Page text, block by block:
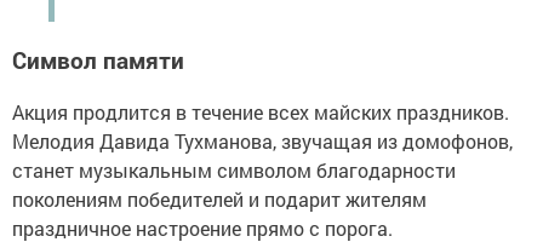
Символ памяти
Акция продлится в течение всех майских праздников.
Мелодия Давида Тухманова, звучащая из домофонов,
станет музыкальным символом благодарности
поколениям победителей и подарит жителям
праздничное настроение прямо с порога.